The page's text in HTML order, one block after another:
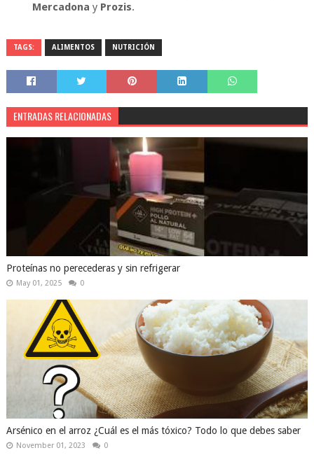
Mercadona y Prozis.
TAGS: ALIMENTOS NUTRICIÓN
ENTRADAS RELACIONADAS
Proteínas no perecederas y sin refrigerar
May 01, 2025 0
Arsénico en el arroz ¿Cuál es el más tóxico? Todo lo que debes saber
November 01, 2023 0